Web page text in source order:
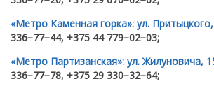
«Метро Каменная горка»: ул.
336−77−44, +375 44 779−02−03;
«Метро Партизанская»: ул. Жилуновича,
336−77−78, +375 29 330−32−64;